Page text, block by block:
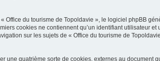
du tourisme de Topoldavie », le logiciel phpBB
cookies ne contiennent qu’un identifiant utilisateur
sur les sujets de « Office du tourisme de
une quatrième sorte de cookies, externes au document